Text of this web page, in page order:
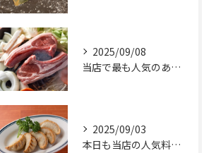
2025/09/08
当店で最も人気のある「極コース」をご紹介いたします！
2025/09/03
本日も当店の人気料理「ラム揚げ餃子」を皆んなで包みました😁